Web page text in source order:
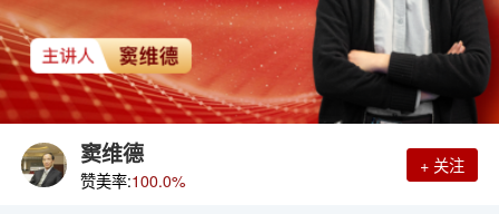
窦维德
赞美率:100.0%
+ 关注